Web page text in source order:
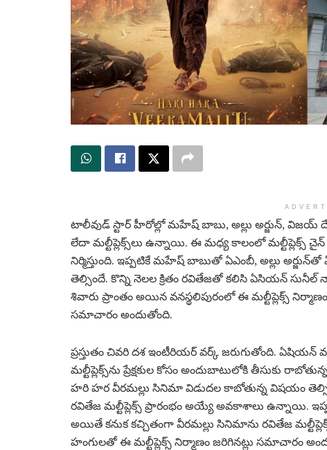
టాలీవుడ్‌ స్టార్‌ హీరోల్లో మహేష్‌ బాబు, అల్లు అర్జున్‌,
లేదా మల్టీప్లెక్స్‌లు ఉన్నాయి. ఈ మధ్య కాలంలో మల్టీప్లెక్స్
నిర్మిస్తుంది. ఇప్పటికే మహేష్ బాబుతో ఏఎంబీ, అల్లు
తెల్సిందే. కొన్ని నెలల క్రితం రవితేజతో కలిసి ఏసియన్ సునీల్‌
శివారు ప్రాంతం అయిన వనస్థలిపురంలో ఈ మల్టీప్లెక్స్
సమాచారం అందుతోంది.
ప్రస్తుతం చివరి దశ ఇంటీరియర్‌ వర్క్‌ జరుగుతోంది. ఏషియన్
మల్టీప్లెక్స్‌ను ప్రేక్షకుల కోసం అందుబాటులోకి తీసుకు
హరి హర వీరమల్లు సినిమా విడుదల కాబోతున్న విషయం
రవితేజ మల్టీప్లెక్స్ ప్రారంభం అయ్యే అవకాశాలు ఉన్నాయి.
అయితే కనుక కచ్చితంగా వీరమల్లు సినిమాను రవితేజ
హంగులతో ఈ మల్టీప్లెక్స్ నిర్మాణం జరిగినట్లు సమాచారం